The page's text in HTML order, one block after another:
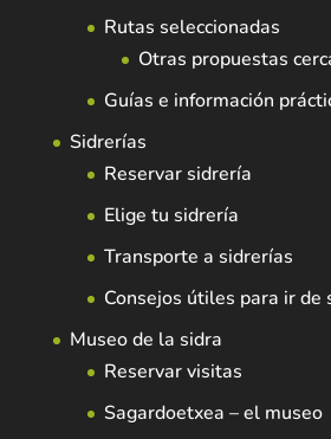
Rutas seleccionadas
Otras propuestas
Guías e información
Sidrerías
Reservar sidrería
Elige tu sidrería
Transporte a sidrerías
Consejos útiles para ir de
Museo de la sidra
Reservar visitas
Sagardoetxea – el museo